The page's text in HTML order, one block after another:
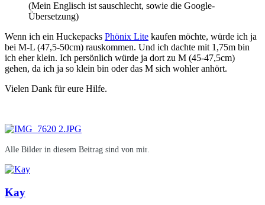
(Mein Englisch ist sauschlecht, sowie die Google-
Übersetzung)
Wenn ich ein Huckepacks Phönix Lite kaufen möchte, würde ich ja
bei M-L (47,5-50cm) rauskommen. Und ich dachte mit 1,75m bin
ich eher klein. Ich persönlich würde ja dort zu M (45-47,5cm)
gehen, da ich ja so klein bin oder das M sich wohler anhört.
Vielen Dank für eure Hilfe.
Alle Bilder in diesem Beitrag sind von mir.
Kay